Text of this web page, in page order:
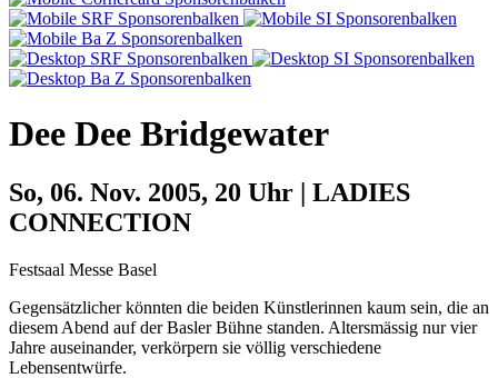
Dee Dee Bridgewater
So, 06. Nov. 2005, 20 Uhr | LADIES
CONNECTION
Festsaal Messe Basel
Gegensätzlicher könnten die beiden Künstlerinnen kaum sein, die an
diesem Abend auf der Basler Bühne standen. Altersmässig nur vier
Jahre auseinander, verkörpern sie völlig verschiedene
Lebensentwürfe.